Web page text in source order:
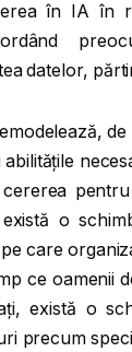
în IA în
datelor,
o
care
ce oamenii
există o
precum